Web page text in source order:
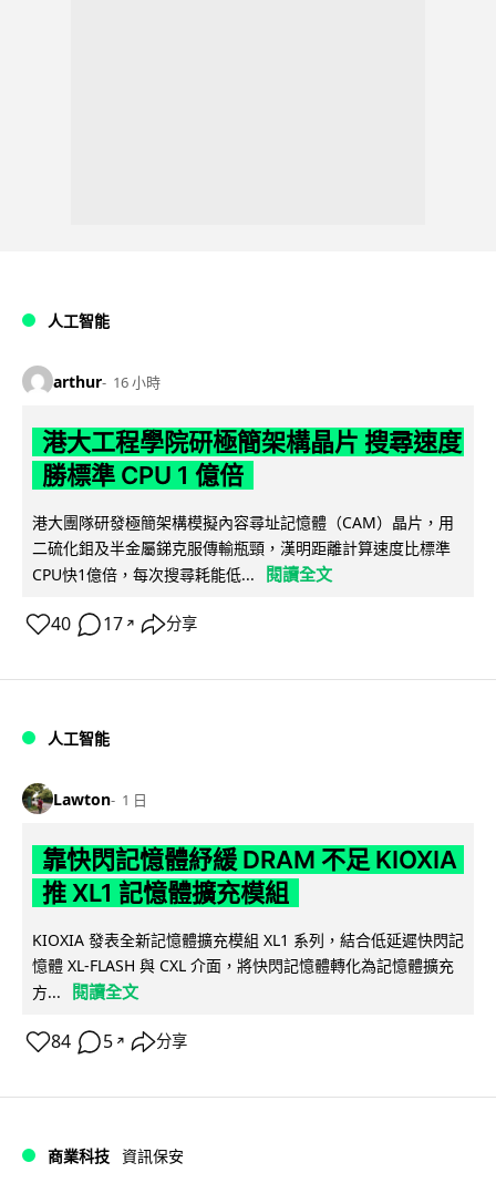
人工智能
arthur 16 小時
港大工程學院研極簡架構晶片 搜尋速度
勝標準 CPU 1 億倍
港大團隊研發極簡架構模擬內容尋址記憶體（CAM）晶片，用
二硫化鉬及半金屬銻克服傳輸瓶頸，漢明距離計算速度比標準
CPU快1億倍，每次搜尋耗能低...
閱讀全文
40 17 ↗ 分享
人工智能
Lawton 1 日
靠快閃記憶體紓緩 DRAM 不足 KIOXIA
推 XL1 記憶體擴充模組
KIOXIA 發表全新記憶體擴充模組 XL1 系列，結合低延遲快閃記
憶體 XL-FLASH 與 CXL 介面，將快閃記憶體轉化為記憶體擴充
方...
閱讀全文
84 5 ↗ 分享
商業科技 資訊保安